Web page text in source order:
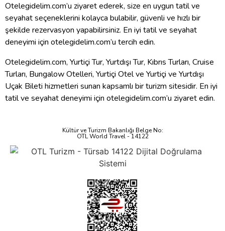
Otelegidelim.com’u ziyaret ederek, size en uygun tatil ve
seyahat seçeneklerini kolayca bulabilir, güvenli ve hızlı bir
şekilde rezervasyon yapabilirsiniz. En iyi tatil ve seyahat
deneyimi için otelegidelim.com’u tercih edin.
Otelegidelim.com, Yurtiçi Tur, Yurtdışı Tur, Kıbrıs Turları, Cruise
Turları, Bungalow Otelleri, Yurtiçi Otel ve Yurtiçi ve Yurtdışı
Uçak Bileti hizmetleri sunan kapsamlı bir turizm sitesidir. En iyi
tatil ve seyahat deneyimi için otelegidelim.com’u ziyaret edin.
Kültür ve Turizm Bakanlığı Belge No:
OTL World Travel - 14122